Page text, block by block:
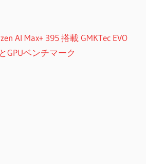
AI Max+ 395 搭載 GMKTec EVO
GPUベンチマーク